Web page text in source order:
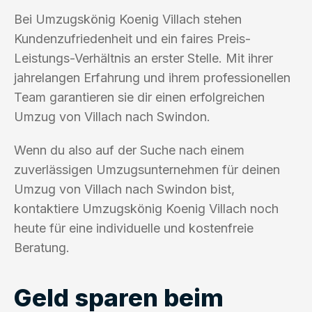
Bei Umzugskönig Koenig Villach stehen
Kundenzufriedenheit und ein faires Preis-
Leistungs-Verhältnis an erster Stelle. Mit ihrer
jahrelangen Erfahrung und ihrem professionellen
Team garantieren sie dir einen erfolgreichen
Umzug von Villach nach Swindon.
Wenn du also auf der Suche nach einem
zuverlässigen Umzugsunternehmen für deinen
Umzug von Villach nach Swindon bist,
kontaktiere Umzugskönig Koenig Villach noch
heute für eine individuelle und kostenfreie
Beratung.
Geld sparen beim